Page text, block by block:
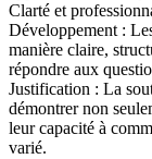
Clarté et
Développement :
manière claire,
répondre aux
Justification : La
démontrer non
leur capacité à
varié.